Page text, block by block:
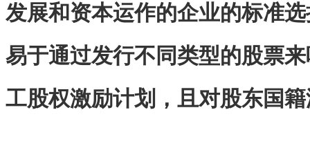
发展和资本运作的企业的标准
易于通过发行不同类型的股票
工股权激励计划，且对股东国